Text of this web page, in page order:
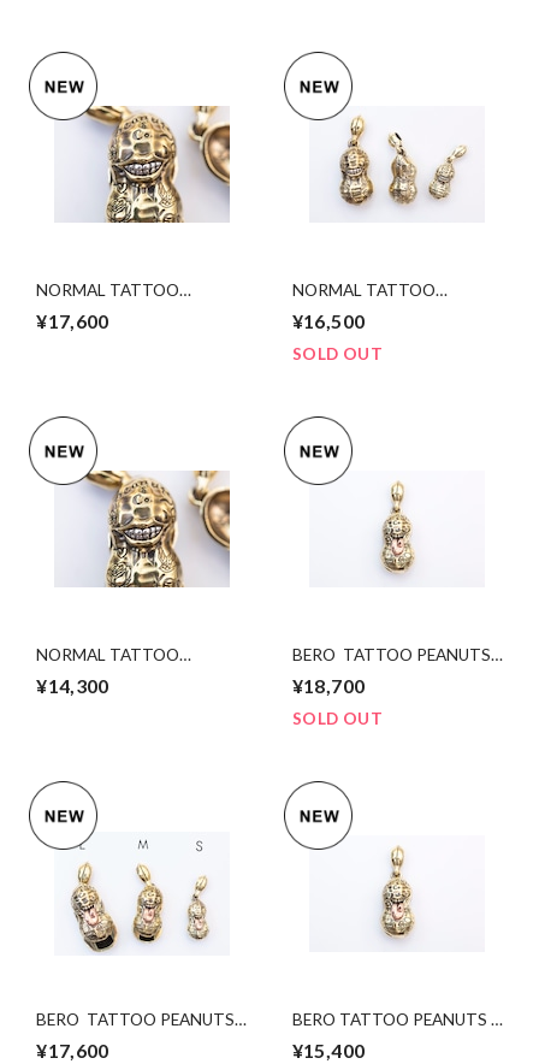
NORMAL TATTOO
¥17,600
NORMAL TATTOO
PEANUTS slidetype bsxsv
Msize
¥16,500
SOLD OUT
NORMAL TATTOO
¥14,300
BERO TATTOO PEANUTS
¥18,700
SOLD OUT
BERO TATTOO PEANUTS
¥17,600
BERO TATTOO PEANUTS
¥15,400